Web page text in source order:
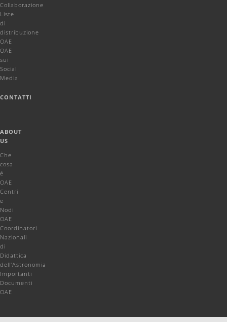
Collaborazione
Liste
di
distribuzione
OAE
OAE
sui
Social
Media
CONTATTI
ABOUT
US
Che
cosa
é
OAE
Centri
e
Nodi
OAE
Coordinatori
Nazionali
di
Didattica
dell'Astronomia
Importanti
Documenti
OAE